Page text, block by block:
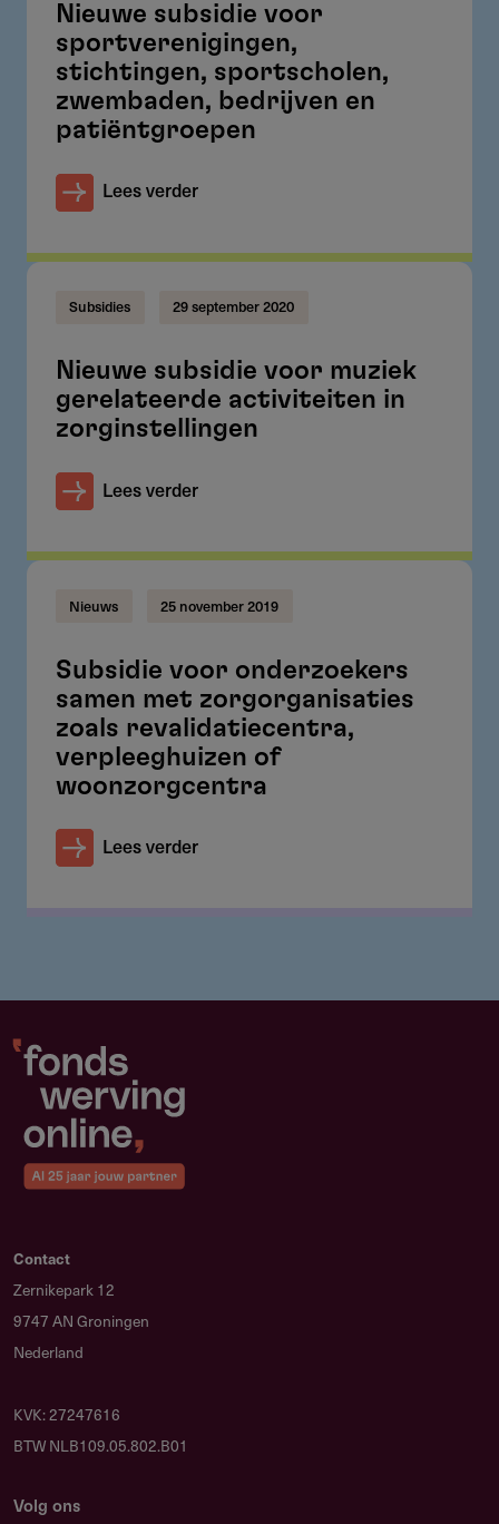
Nieuwe subsidie voor
sportverenigingen,
stichtingen, sportscholen,
zwembaden, bedrijven en
patiëntgroepen
Lees verder
Subsidies 29 september 2020
Nieuwe subsidie voor muziek
gerelateerde activiteiten in
zorginstellingen
Lees verder
Nieuws 25 november 2019
Subsidie voor onderzoekers
samen met zorgorganisaties
zoals revalidatiecentra,
verpleeghuizen of
woonzorgcentra
Lees verder
Contact
Zernikepark 12
9747 AN Groningen
Nederland
KVK: 27247616
BTW NLB109.05.802.B01
Volg ons